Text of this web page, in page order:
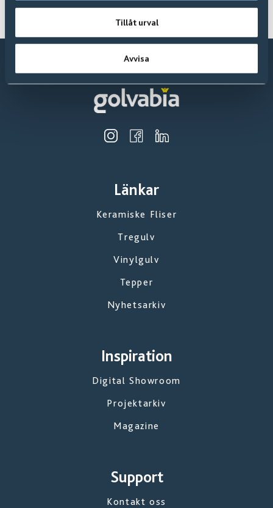
Tillåt urval
Avvisa
Länkar
Keramiske Fliser
Tregulv
Vinylgulv
Tepper
Nyhetsarkiv
Inspiration
Digital Showroom
Projektarkiv
Magazine
Support
Kontakt oss